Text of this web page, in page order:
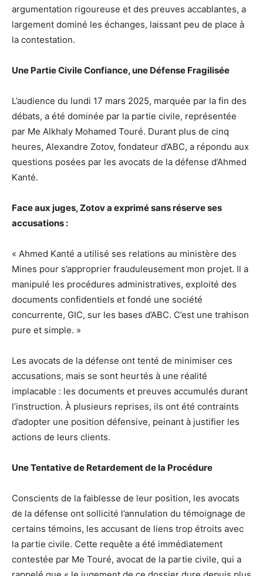
argumentation rigoureuse et des preuves accablantes, a
largement dominé les échanges, laissant peu de place à
la contestation.
Une Partie Civile Confiance, une Défense Fragilisée
L’audience du lundi 17 mars 2025, marquée par la fin des
débats, a été dominée par la partie civile, représentée
par Me Alkhaly Mohamed Touré. Durant plus de cinq
heures, Alexandre Zotov, fondateur d’ABC, a répondu aux
questions posées par les avocats de la défense d’Ahmed
Kanté.
Face aux juges, Zotov a exprimé sans réserve ses
accusations :
« Ahmed Kanté a utilisé ses relations au ministère des
Mines pour s’approprier frauduleusement mon projet. Il a
manipulé les procédures administratives, exploité des
documents confidentiels et fondé une société
concurrente, GIC, sur les bases d’ABC. C’est une trahison
pure et simple. »
Les avocats de la défense ont tenté de minimiser ces
accusations, mais se sont heurtés à une réalité
implacable : les documents et preuves accumulés durant
l’instruction. À plusieurs reprises, ils ont été contraints
d’adopter une position défensive, peinant à justifier les
actions de leurs clients.
Une Tentative de Retardement de la Procédure
Conscients de la faiblesse de leur position, les avocats
de la défense ont sollicité l’annulation du témoignage de
certains témoins, les accusant de liens trop étroits avec
la partie civile. Cette requête a été immédiatement
contestée par Me Touré, avocat de la partie civile, qui a